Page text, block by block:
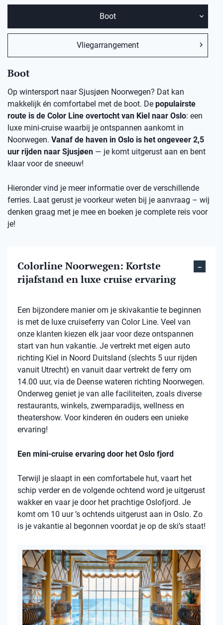
Boot
Vliegarrangement
Boot
Op wintersport naar Sjusjøen Noorwegen? Dat kan
makkelijk én comfortabel met de boot. De populairste
route is de Color Line overtocht van Kiel naar Oslo: een
luxe mini-cruise waarbij je ontspannen aankomt in
Noorwegen. Vanaf de haven in Oslo is het ongeveer 2,5
uur rijden naar Sjusjøen — je komt uitgerust aan en bent
klaar voor de sneeuw!
Hieronder vind je meer informatie over de verschillende
ferries. Laat gerust je voorkeur weten bij je aanvraag – wij
denken graag met je mee en boeken je complete reis voor
je!
Colorline Noorwegen: Kortste
rijafstand en luxe cruise ervaring
Een bijzondere manier om je skivakantie te beginnen
is met de luxe cruiseferry van Color Line. Veel van
onze klanten kiezen elk jaar voor deze ontspannen
start van hun vakantie. Je vertrekt met eigen auto
richting Kiel in Noord Duitsland (slechts 5 uur rijden
vanuit Utrecht) en vanuit daar vertrekt de ferry om
14.00 uur, via de Deense wateren richting Noorwegen.
Onderweg geniet je van alle faciliteiten, zoals diverse
restaurants, winkels, zwemparadijs, wellness en
theatershow. Voor kinderen én ouders een unieke
ervaring!
Een mini-cruise ervaring door het Oslo fjord
Terwijl je slaapt in een comfortabele hut, vaart het
schip verder en de volgende ochtend word je uitgerust
wakker en vaar je door het prachtige Oslofjord. Je
komt om 10 uur ’s ochtends uitgerust aan in Oslo. Zo
is je vakantie al begonnen voordat je op de ski’s staat!